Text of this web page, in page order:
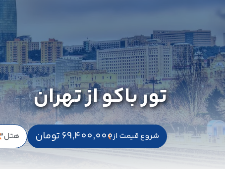
تور باکو از تهران
شروع قیمت از69,400,000تومان هتل3 ، 4